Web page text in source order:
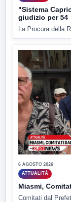
"Sistema
giudizio per 54
La Procura della
6 AGOSTO 2026
ATTUALITÀ
Miasmi,
Comitati dal